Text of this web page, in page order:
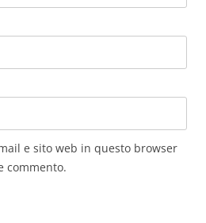
e sito web in questo browser
commento.